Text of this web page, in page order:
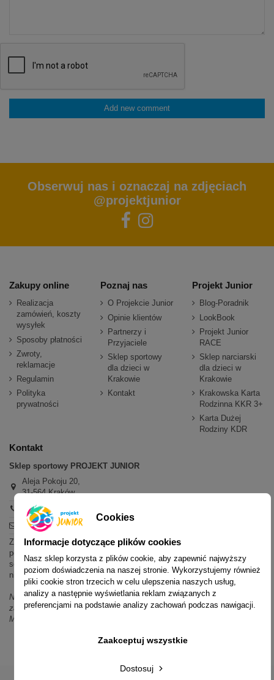
Add new comment
Obserwuj nas i oznaczaj na zdjęciach
@projektjunior
Zakupy online
Realizacja
zamówień, koszty
wysyłek
Sposoby płatności
Zwroty,
reklamacje
Regulamin
Polityka
prywatności
Poznaj nas
O Projekcie Junior
Opinie klientów
Partnerzy i
Przyjaciele
Sklep sportowy
dla dzieci w
Krakowie
Kontakt
Projekt Junior
Blog-Poradnik
LookBook
Projekt Junior
RACE
Sklep narciarski
dla dzieci w
Krakowie
Krakowska Karta
Rodzinna KKR 3+
Karta Dużej
Rodziny KDR
Kontakt
Sklep sportowy PROJEKT JUNIOR
Aleja Pokoju 20,
31-564 Kraków
+48 600 779 897
sklep@projektjunior.pl
Zapraszamy do sklepu stacjonarnego:
poniedziałek - piątek: 11.00-19.00
sobota: 10.00-14.00
niedziela (każda): nieczynne
Nie odpowiadamy na wiadomości SMS. W sprawach dotyczących
zamówień i oferty prosimy o kontakt mailowy, telefoniczny lub przez
Messenger.
Cookies
Informacje dotyczące plików cookies
Nasz sklep korzysta z plików cookie, aby zapewnić najwyższy
poziom doświadczenia na naszej stronie. Wykorzystujemy również
pliki cookie stron trzecich w celu ulepszenia naszych usług,
analizy a następnie wyświetlania reklam związanych z
preferencjami na podstawie analizy zachowań podczas nawigacji.
Dostosuj
Zaakceptuj wszystkie